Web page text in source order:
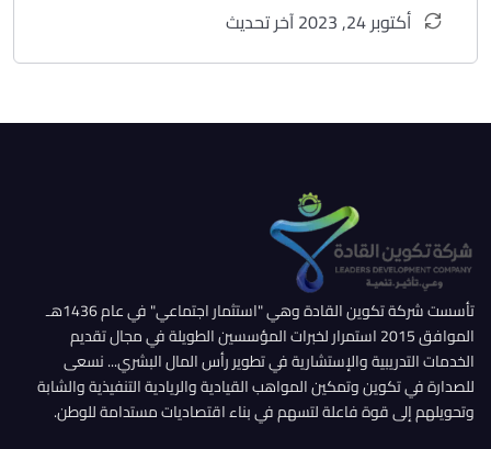
أكتوبر 24, 2023 آخر تحديث
تأسست شركة تكوين القادة وهي "استثمار اجتماعي" في عام 1436هـ
الموافق 2015 استمرار لخبرات المؤسسين الطويلة في مجال تقديم
الخدمات التدريبية والإستشارية في تطوير رأس المال البشري... نسعى
للصدارة في تكوين وتمكين المواهب القيادية والريادية التنفيذية والشابة
وتحويلهم إلى قوة فاعلة لتسهم في بناء اقتصاديات مستدامة للوطن.